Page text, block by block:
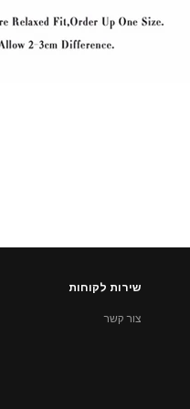
שירות לקוחות
צור קשר